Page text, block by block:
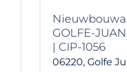
GOLFE-
| CIP-1056
06220, Golfe